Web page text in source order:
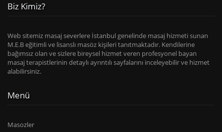
Biz Kimiz?
Web sitemiz masaj severlere İstanbul genelinde masaj hizmeti sunan
M.E.B eğitimli ve lisanslı masöz kişileri tanıtmaktadır. Kendilerine
bağımsız olan ve sizlere bireysel hizmet veren profesyonel bayan
masaj terapistlerinin detaylı ayrıntılı sayfalarını inceleyebilir ve hizmet
alabilirsiniz.
Menü
Masozler